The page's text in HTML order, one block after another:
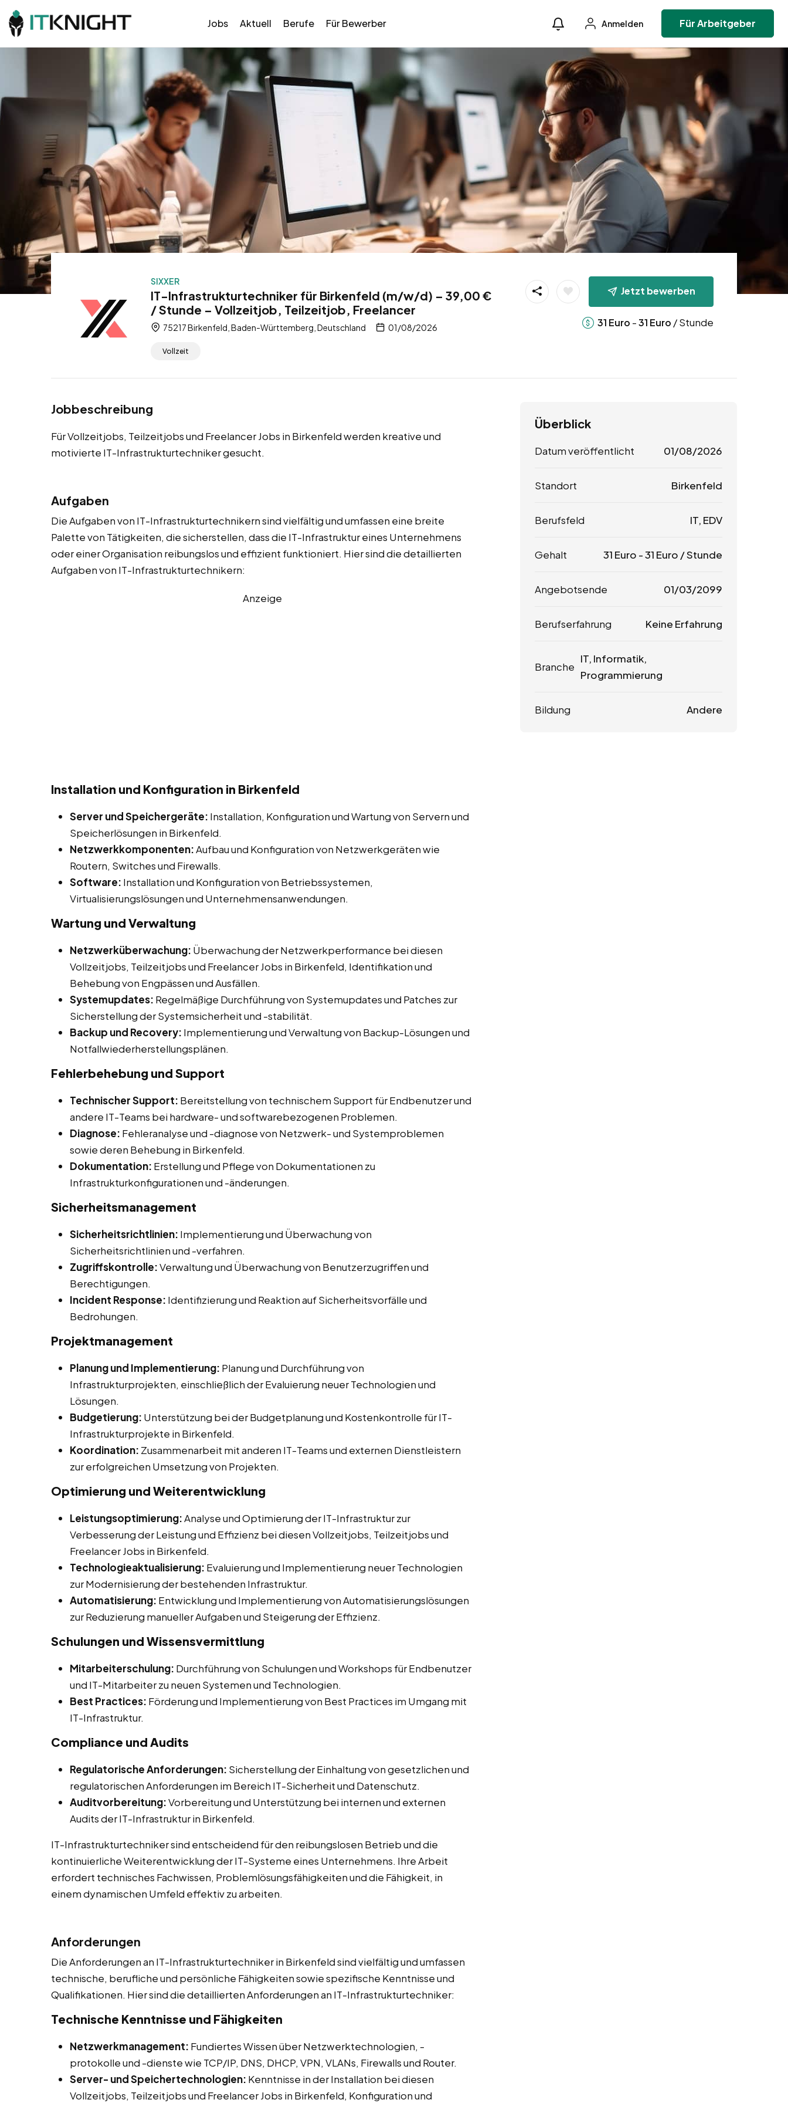
Jobs Aktuell Berufe Für Bewerber Anmelden Für Arbeitgeber
SIXXER
IT-Infrastrukturtechniker für Birkenfeld (m/w/d) – 39,00 €
/ Stunde – Vollzeitjob, Teilzeitjob, Freelancer
75217 Birkenfeld, Baden-Württemberg, Deutschland 01/08/2026
Vollzeit
Jetzt bewerben
31 Euro -31 Euro / Stunde
Jobbeschreibung
Für Vollzeitjobs, Teilzeitjobs und Freelancer Jobs in Birkenfeld werden kreative und
motivierte IT-Infrastrukturtechniker gesucht.
Aufgaben
Die Aufgaben von IT-Infrastrukturtechnikern sind vielfältig und umfassen eine breite
Palette von Tätigkeiten, die sicherstellen, dass die IT-Infrastruktur eines Unternehmens
oder einer Organisation reibungslos und effizient funktioniert. Hier sind die detaillierten
Aufgaben von IT-Infrastrukturtechnikern:
Anzeige
Installation und Konfiguration in Birkenfeld
Server und Speichergeräte: Installation, Konfiguration und Wartung von Servern und
Speicherlösungen in Birkenfeld.
Netzwerkkomponenten:Aufbau und Konfiguration von Netzwerkgeräten wie
Routern, Switches und Firewalls.
Software: Installation und Konfiguration von Betriebssystemen,
Virtualisierungslösungen und Unternehmensanwendungen.
Wartung und Verwaltung
Netzwerküberwachung: Überwachung der Netzwerkperformance bei diesen
Vollzeitjobs, Teilzeitjobs und Freelancer Jobs in Birkenfeld, Identifikation und
Behebung von Engpässen und Ausfällen.
Systemupdates: Regelmäßige Durchführung von Systemupdates und Patches zur
Sicherstellung der Systemsicherheit und -stabilität.
Backup und Recovery: Implementierung und Verwaltung von Backup-Lösungen und
Notfallwiederherstellungsplänen.
Fehlerbehebung und Support
Technischer Support: Bereitstellung von technischem Support für Endbenutzer und
andere IT-Teams bei hardware- und softwarebezogenen Problemen.
Diagnose: Fehleranalyse und -diagnose von Netzwerk- und Systemproblemen
sowie deren Behebung in Birkenfeld.
Dokumentation: Erstellung und Pflege von Dokumentationen zu
Infrastrukturkonfigurationen und -änderungen.
Sicherheitsmanagement
Sicherheitsrichtlinien: Implementierung und Überwachung von
Sicherheitsrichtlinien und -verfahren.
Zugriffskontrolle:Verwaltung und Überwachung von Benutzerzugriffen und
Berechtigungen.
Incident Response: Identifizierung und Reaktion auf Sicherheitsvorfälle und
Bedrohungen.
Projektmanagement
Planung und Implementierung: Planung und Durchführung von
Infrastrukturprojekten, einschließlich der Evaluierung neuer Technologien und
Lösungen.
Budgetierung: Unterstützung bei der Budgetplanung und Kostenkontrolle für IT-
Infrastrukturprojekte in Birkenfeld.
Koordination: Zusammenarbeit mit anderen IT-Teams und externen Dienstleistern
zur erfolgreichen Umsetzung von Projekten.
Optimierung und Weiterentwicklung
Leistungsoptimierung:Analyse und Optimierung der IT-Infrastruktur zur
Verbesserung der Leistung und Effizienz bei diesen Vollzeitjobs, Teilzeitjobs und
Freelancer Jobs in Birkenfeld.
Technologieaktualisierung: Evaluierung und Implementierung neuer Technologien
zur Modernisierung der bestehenden Infrastruktur.
Automatisierung: Entwicklung und Implementierung von Automatisierungslösungen
zur Reduzierung manueller Aufgaben und Steigerung der Effizienz.
Schulungen und Wissensvermittlung
Mitarbeiterschulung: Durchführung von Schulungen und Workshops für Endbenutzer
und IT-Mitarbeiter zu neuen Systemen und Technologien.
Best Practices: Förderung und Implementierung von Best Practices im Umgang mit
IT-Infrastruktur.
Compliance und Audits
Regulatorische Anforderungen: Sicherstellung der Einhaltung von gesetzlichen und
regulatorischen Anforderungen im Bereich IT-Sicherheit und Datenschutz.
Auditvorbereitung:Vorbereitung und Unterstützung bei internen und externen
Audits der IT-Infrastruktur in Birkenfeld.
IT-Infrastrukturtechniker sind entscheidend für den reibungslosen Betrieb und die
kontinuierliche Weiterentwicklung der IT-Systeme eines Unternehmens. Ihre Arbeit
erfordert technisches Fachwissen, Problemlösungsfähigkeiten und die Fähigkeit, in
einem dynamischen Umfeld effektiv zu arbeiten.
Anforderungen
Die Anforderungen an IT-Infrastrukturtechniker in Birkenfeld sind vielfältig und umfassen
technische, berufliche und persönliche Fähigkeiten sowie spezifische Kenntnisse und
Qualifikationen. Hier sind die detaillierten Anforderungen an IT-Infrastrukturtechniker:
Technische Kenntnisse und Fähigkeiten
Netzwerkmanagement: Fundiertes Wissen über Netzwerktechnologien, -
protokolle und -dienste wie TCP/IP, DNS, DHCP, VPN, VLANs, Firewalls und Router.
Server- und Speichertechnologien: Kenntnisse in der Installation bei diesen
Vollzeitjobs, Teilzeitjobs und Freelancer Jobs in Birkenfeld, Konfiguration und
Überblick
Datum veröffentlicht 01/08/2026
Standort Birkenfeld
Berufsfeld IT, EDV
Gehalt 31 Euro -31 Euro / Stunde
Angebotsende 01/03/2099
Berufserfahrung Keine Erfahrung
Branche
IT, Informatik,
Programmierung
Bildung Andere